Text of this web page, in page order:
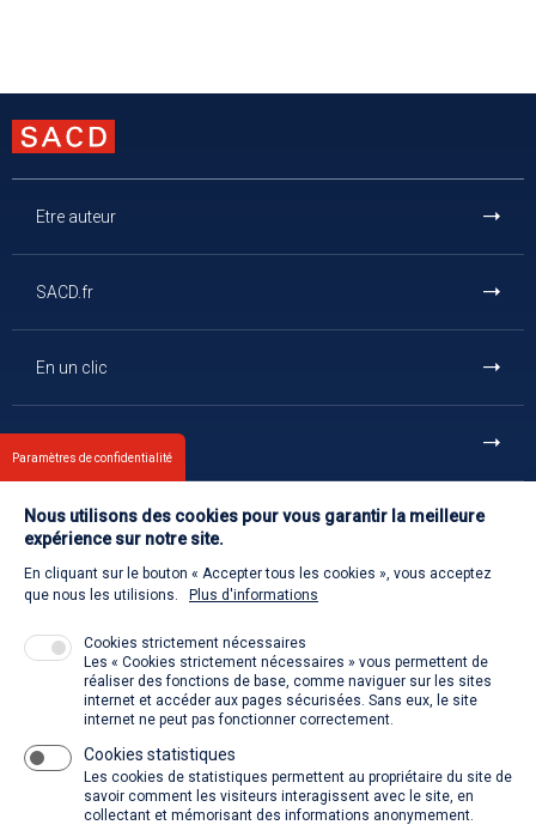
Etre auteur
SACD.fr
En un clic
La SACD partout, quand vous voulez
Contact
Retour à l'accueil
Venir à la SACD
Paramètres de confidentialité
Nous utilisons des cookies pour vous garantir la meilleure
expérience sur notre site.
En cliquant sur le bouton « Accepter tous les cookies », vous acceptez
que nous les utilisions.
Plus d'informations
Cookies strictement nécessaires
Les « Cookies strictement nécessaires » vous permettent de
réaliser des fonctions de base, comme naviguer sur les sites
internet et accéder aux pages sécurisées. Sans eux, le site
internet ne peut pas fonctionner correctement.
Cookies statistiques
Les cookies de statistiques permettent au propriétaire du site de
savoir comment les visiteurs interagissent avec le site, en
collectant et mémorisant des informations anonymement.